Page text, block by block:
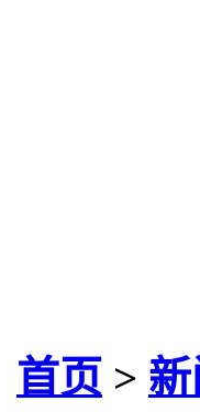
首页 >